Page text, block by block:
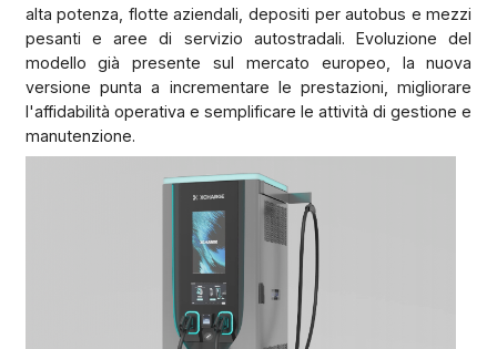
alta potenza, flotte aziendali, depositi per autobus e mezzi
pesanti e aree di servizio autostradali. Evoluzione del
modello già presente sul mercato europeo, la nuova
versione punta a incrementare le prestazioni, migliorare
l'affidabilità operativa e semplificare le attività di gestione e
manutenzione.